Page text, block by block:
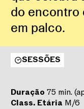
do encontro
em palco.
SESSÕES
Duração 75 min.
Class. Etária M/6